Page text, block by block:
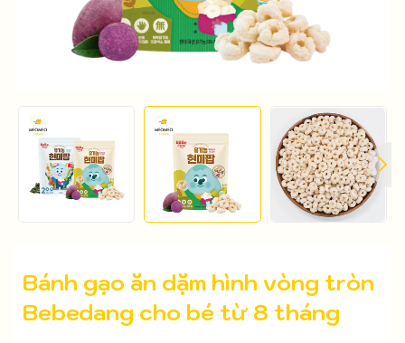
Bánh gạo ăn dặm hình vòng tròn
Bebedang cho bé từ 8 tháng